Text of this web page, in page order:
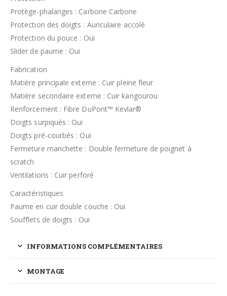
Protège-phalanges : Carbone Carbone
Protection des doigts : Auriculaire accolé
Protection du pouce : Oui
Slider de paume : Oui
Fabrication
Matière principale externe : Cuir pleine fleur
Matière secondaire externe : Cuir kangourou
Renforcement : Fibre DuPont™ Kevlar®
Doigts surpiqués : Oui
Doigts pré-courbés : Oui
Fermeture manchette : Double fermeture de poignet à
scratch
Ventilations : Cuir perforé
Caractéristiques
Paume en cuir double couche : Oui
Soufflets de doigts : Oui
INFORMATIONS COMPLÉMENTAIRES
MONTAGE